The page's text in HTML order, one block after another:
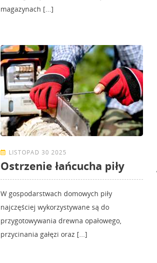
magazynach [...]
LISTOPAD 30 2025
Ostrzenie łańcucha piły
W gospodarstwach domowych piły
najczęściej wykorzystywane są do
przygotowywania drewna opałowego,
przycinania gałęzi oraz [...]